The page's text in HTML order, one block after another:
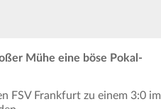
Mühe eine böse Pokal-
FSV Frankfurt zu einem 3:0 im